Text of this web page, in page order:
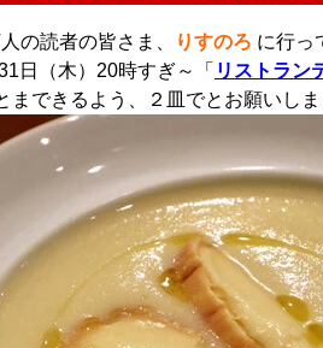
の読者の皆さま、 りすのろ に行っ
日（木）20時すぎ～「 リストラン
まできるよう、２皿でとお願いしま